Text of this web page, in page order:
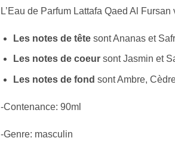
L’Eau de Parfum Lattafa Qaed Al
Les notes de têtesont Ananas et
Les notes de coeursont Jasmin et
Les notes de fond sont Ambre,
-Contenance: 90ml
-Genre: masculin